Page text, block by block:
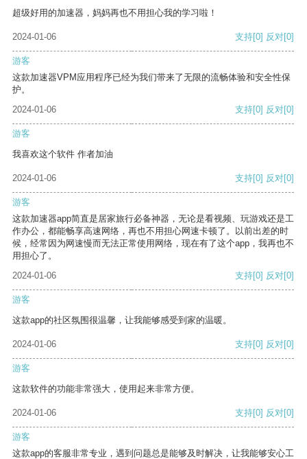
超级好用的加速器，妈妈再也不用担心我的学习啦！
2024-01-06 支持[0] 反对[0]
游客
这款加速器VPM应用程序已经为我们带来了无限的流畅体验和安全性保
护。
2024-01-06
支持[0] 反对[0]
游客
我喜欢这个软件 作者加油
2024-01-06 支持[0] 反对[0]
游客
这款加速器app简直是居家旅行必备神器，无论是看视频、玩游戏还是工
作办公，都能畅享高速网络，再也不用担心网速卡顿了。以前出差的时
候，经常因为网速慢而无法正常使用网络，现在有了这个app，我再也不
用担心了。
2024-01-06
支持[0] 反对[0]
游客
这款app的社区氛围很温馨，让我能够感受到家的温暖。
2024-01-06 支持[0] 反对[0]
游客
这款软件的功能非常强大，使用起来非常方便。
2024-01-06 支持[0] 反对[0]
游客
这款app的客服非常专业，遇到问题总是能够及时解决，让我能够安心工